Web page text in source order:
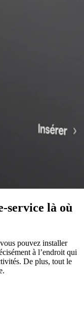
service là où
pouvez installer
à l’endroit qui
De plus, tout le